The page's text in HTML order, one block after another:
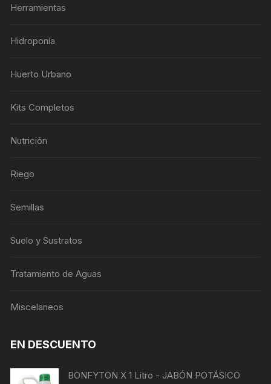
Herramientas
Hidroponía
Huerto Urbano
Kits Completos
Nutrición
Riego
Semillas
Suelo y Sustratos
Tratamiento de Aguas
Miscelaneos
EN DESCUENTO
BONFYTON X 1 Litro - JABÓN POTÁSICO